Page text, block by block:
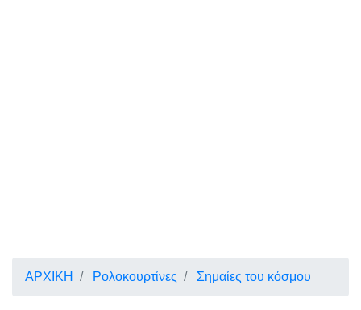
ΑΡΧΙΚΗ Ρολοκουρτίνες Σημαίες του κόσμου